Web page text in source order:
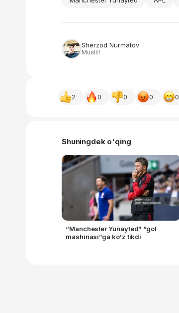
Sherzod Nurmatov
Muallif
2 0 0 0 0
Shuningdek o'qing
“Manchester Yunayted” “gol
mashinasi”ga ko'z tikdi